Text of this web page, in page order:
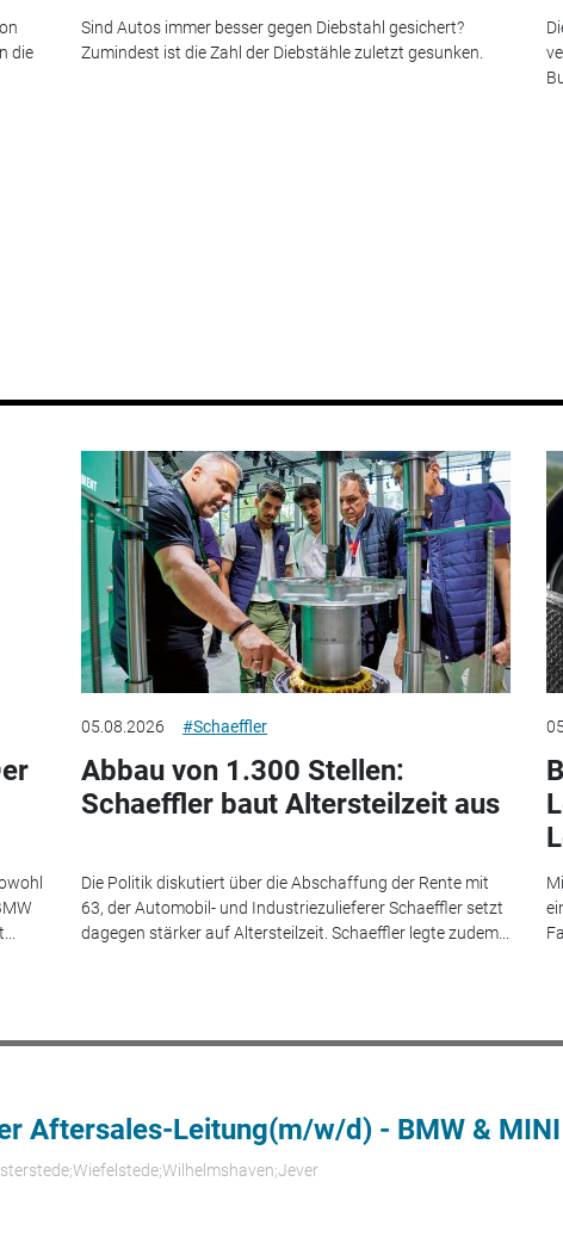
die
Sind Autos immer besser gegen Diebstahl gesichert?
Zumindest ist die Zahl der Diebstähle zuletzt gesunken.
05.08.2026 #Schaeffler
Abbau von 1.300 Stellen:
Schaeffler baut Altersteilzeit aus
Die Politik diskutiert über die Abschaffung der Rente mit
63, der Automobil- und Industriezulieferer Schaeffler setzt
dagegen stärker auf Altersteilzeit. Schaeffler legte zudem...
Aftersales-Leitung(m/w/d) - BMW & MINI